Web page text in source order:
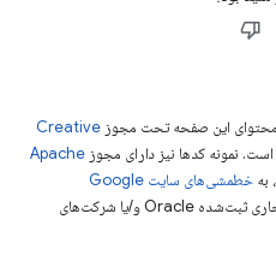
این صفحه تحت مجوزCreative
کدها نیز دارای مجوزApache
خطمشی‌های سایت Google
مراجعه کنید. جاوا علامت تجاری ثبت‌شده Oracle و/یا شرکت‌های